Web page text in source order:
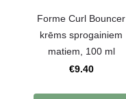
Forme Curl Bouncer
krēms sprogainiem
matiem, 100 ml
€9.40